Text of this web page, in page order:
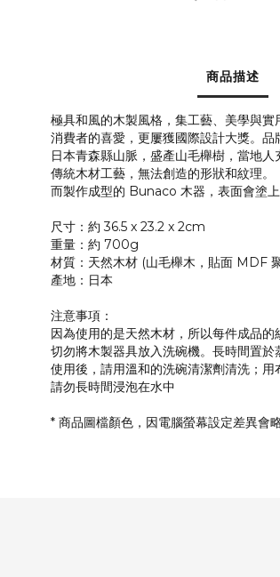
商品描述
極具和風的木製風格，集工藝、美學與
消費者的喜愛，更屢獲國際設計大獎。
日本青森縣山脈，盛產山毛櫸樹，當地
傳統木材工藝，無法創造的形狀和紋理。
而製作成型的 Bunaco 木器，表面會塗
尺寸：約 36.5 x 23.2 x 2cm
重量：約 700g
材質：天然木材 (山毛櫸木，貼面 MDF
產地：日本
注意事項：
因為使用的是天然木材，所以每件成品
切勿將木製器具放入洗碗機。長時間置
使用後，請用溫和的洗碗清潔劑清洗；
請勿長時間浸泡在水中
* 商品圖檔顏色，因電腦螢幕設定差異會